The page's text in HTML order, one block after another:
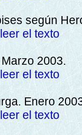
según
el texto
2003.
el texto
Enero
el texto